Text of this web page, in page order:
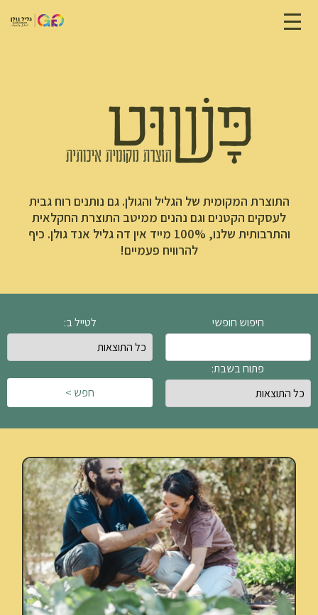
התוצרת המקומית של הגליל והגולן. גם נותנים רוח גבית
לעסקים הקטנים וגם נהנים ממיטב התוצרת החקלאית
והתרבותית שלנו, 100% מייד אין דה גליל אנד גולן. כיף
להרוויח פעמיים!
חיפוש חופשי לטייל ב:
פתוח בשבת:
חפש >